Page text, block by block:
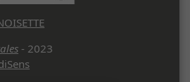
- 2023